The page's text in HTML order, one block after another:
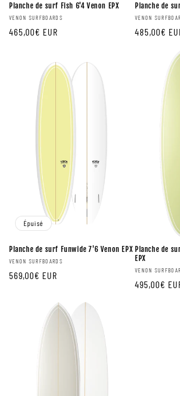
Planche de surf Fish 6'4 Venon EPX
Fournisseur:
VENON SURFBOARDS
Prix
465,00€ EUR
Planche de
Fournisseur:
VENON
Prix
485,00€
Épuisé
Planche de surf Funwide 7'6 Venon EPX
Fournisseur:
VENON SURFBOARDS
Prix
569,00€ EUR
Planche de
EPX
Fournisseur:
VENON
Prix
495,00€